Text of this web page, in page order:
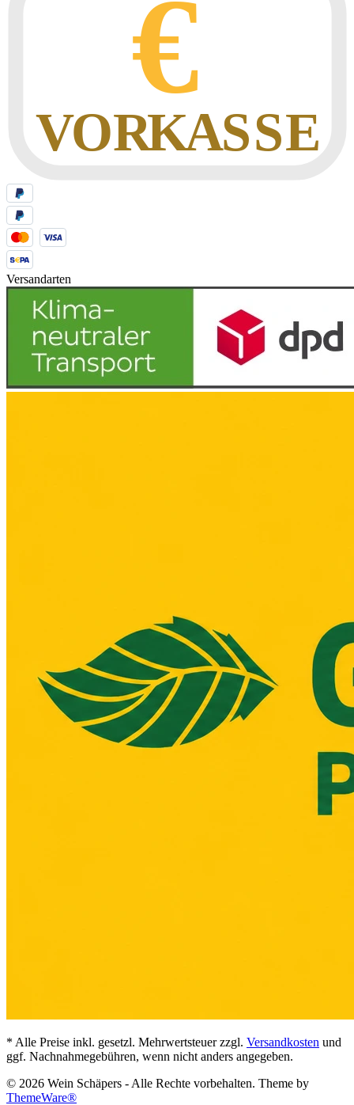
Versandarten
* Alle Preise inkl. gesetzl. Mehrwertsteuer zzgl. Versandkosten und
ggf. Nachnahmegebühren, wenn nicht anders angegeben.
© 2026 Wein Schäpers - Alle Rechte vorbehalten. Theme by
ThemeWare®